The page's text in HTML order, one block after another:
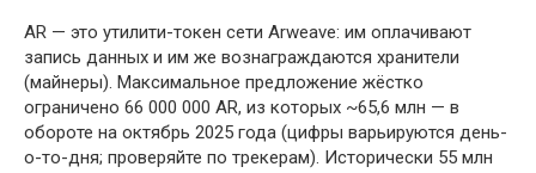
AR — это утилити-токен сети Arweave: им оплачивают
запись данных и им же вознаграждаются хранители
(майнеры). Максимальное предложение жёстко
ограничено 66 000 000 AR, из которых ~65,6 млн — в
обороте на октябрь 2025 года (цифры варьируются день-
о-то-дня; проверяйте по трекерам). Исторически 55 млн